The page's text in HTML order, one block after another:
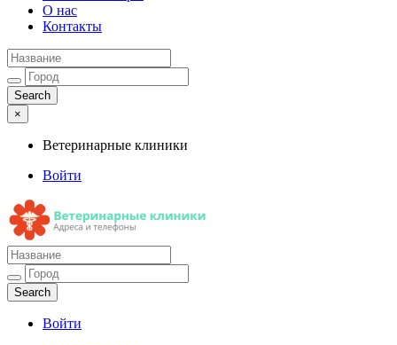
О нас
Контакты
×
Ветеринарные клиники
Войти
Ветеринарные клиники
Адреса и телефоны
Войти